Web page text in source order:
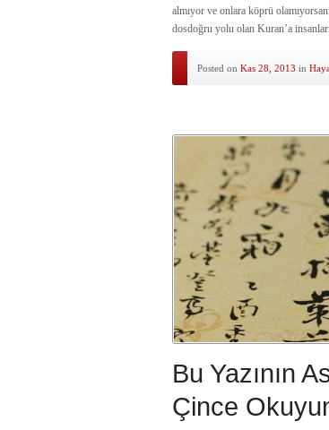
almıyor ve onlara köprü
dosdoğru yolu olan Kuran’a
Posted on Kas 28, 2013 in
Bu Yazının
Çince